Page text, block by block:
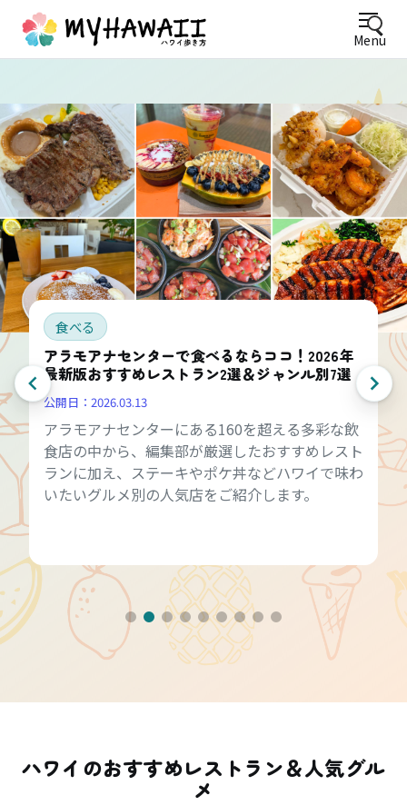
Menu
食べる
アラモアナセンターで食べるならココ！2026年
最新版おすすめレストラン2選＆ジャンル別7選
公開日： 2026.03.13
アラモアナセンターにある160を超える多彩な飲
食店の中から、編集部が厳選したおすすめレスト
ランに加え、ステーキやポケ丼などハワイで味わ
いたいグルメ別の人気店をご紹介します。
ハワイのおすすめレストラン＆人気グル
メ